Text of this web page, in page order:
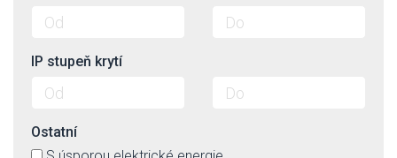
IP stupeň krytí
Ostatní